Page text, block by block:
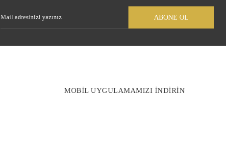
ABONE OL
MOBİL UYGULAMAMIZI İNDİRİN